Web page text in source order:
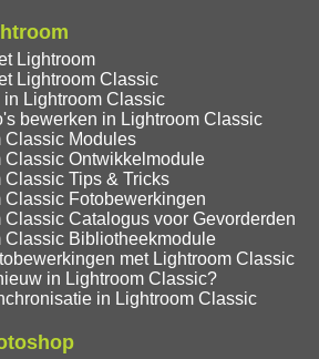
Lightroom
Lightroom Classic
Lightroom Classic
bewerken in Lightroom Classic
Classic Modules
Classic Ontwikkelmodule
Tips & Tricks
Classic Fotobewerkingen
Catalogus voor Gevorderden
Classic Bibliotheekmodule
met Lightroom Classic
in Lightroom Classic?
in Lightroom Classic